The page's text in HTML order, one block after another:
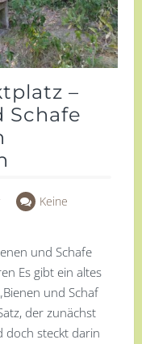
–
Schafe
Keine
und Schafe
Es gibt ein altes
und Schaf
der zunächst
doch steckt darin